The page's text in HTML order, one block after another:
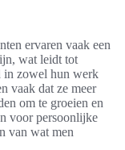
ervaren vaak een
wat leidt tot
in zowel hun werk
vaak dat ze meer
om te groeien en
voor persoonlijke
van wat men